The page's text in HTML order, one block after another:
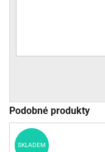
Podobné produkty
SKLADEM